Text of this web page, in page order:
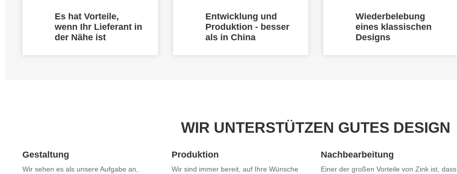
Es hat Vorteile,
wenn Ihr Lieferant in
der Nähe ist
Entwicklung und
Produktion - besser
als in China
Wiederbelebung
eines klassischen
Designs
WIR UNTERSTÜTZEN GUTES DESIGN
Gestaltung
Wir sehen es als unsere Aufgabe an,
Produktion
Wir sind immer bereit, auf Ihre Wünsche
Nachbearbeitung
Einer der großen Vorteile von Zink ist, dass